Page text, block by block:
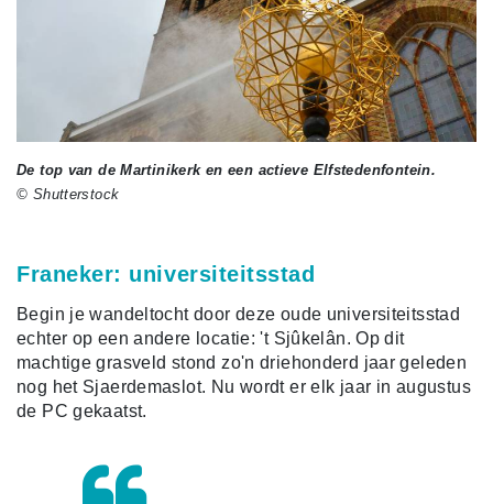
De top van de Martinikerk en een actieve Elfstedenfontein.
© Shutterstock
Franeker: universiteitsstad
Begin je wandeltocht door deze oude universiteitsstad
echter op een andere locatie: 't Sjûkelân. Op dit
machtige grasveld stond zo'n driehonderd jaar geleden
nog het Sjaerdemaslot. Nu wordt er elk jaar in augustus
de PC gekaatst.